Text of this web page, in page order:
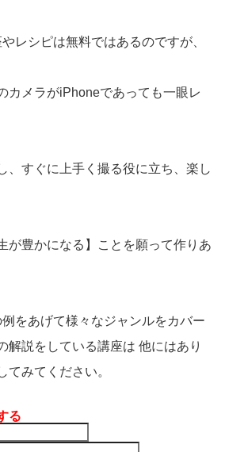
レシピは無料ではあるのですが、
カメラがiPhoneであっても一眼レ
、すぐに上手く撮る役に立ち、楽し
が豊かになる】ことを願って作りあ
をあげて様々なジャンルをカバー
解説をしている講座は 他にはあり
てみてください。
る